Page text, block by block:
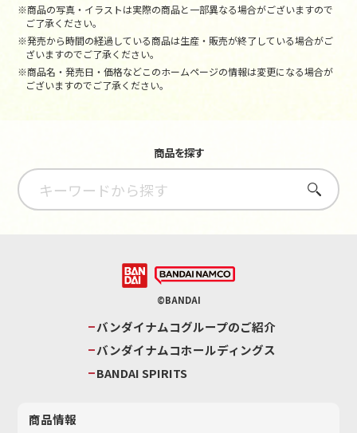
※商品の写真・イラストは実際の商品と一部異なる場合がございますので
ご了承ください。
※発売から時間の経過している商品は生産・販売が終了している場合がご
ざいますのでご了承ください。
※商品名・発売日・価格などこのホームページの情報は変更になる場合が
ございますのでご了承ください。
商品を探す
さがす
©BANDAI
バンダイナムコグループのご紹介
バンダイナムコホールディングス
BANDAI SPIRITS
商品情報